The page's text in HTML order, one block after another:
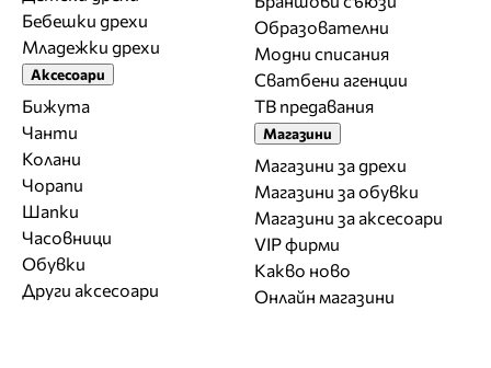
Бебешки дрехи
Младежки дрехи
Аксесоари
Бижута
Чанти
Колани
Чорапи
Шапки
Часовници
Обувки
Други аксесоари
Образователни
Модни списания
Сватбени агенции
ТВ предавания
Магазини
Магазини за дрехи
Магазини за обувки
Магазини за aксесоари
VIP фирми
Какво ново
Онлайн магазини